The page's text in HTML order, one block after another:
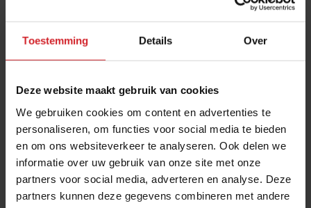
Toestemming Details Over
Deze website maakt gebruik van cookies
We gebruiken cookies om content en advertenties te
personaliseren, om functies voor social media te bieden
en om ons websiteverkeer te analyseren. Ook delen we
informatie over uw gebruik van onze site met onze
partners voor social media, adverteren en analyse. Deze
partners kunnen deze gegevens combineren met andere
Magazine!
Ja, ik wil graag eens per maand het digitale magazine
met de laatste trends, culinaire inspiratie, interviews,
conceptwatching en hotspots van Food Inspiration